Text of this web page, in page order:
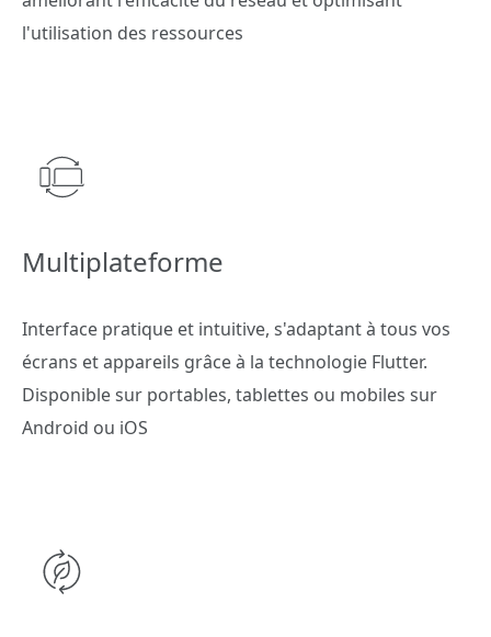
l'utilisation des ressources
Multiplateforme
Interface pratique et intuitive, s'adaptant à tous vos
écrans et appareils grâce à la technologie Flutter.
Disponible sur portables, tablettes ou mobiles sur
Android ou iOS